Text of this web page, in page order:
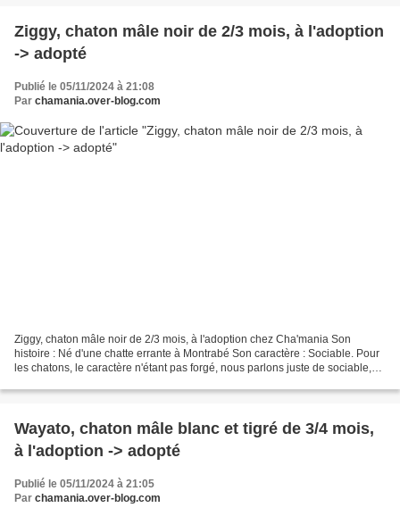
Ziggy, chaton mâle noir de 2/3 mois, à l'adoption
-> adopté
Publié le 05/11/2024 à 21:08
Par chamania.over-blog.com
Ziggy, chaton mâle noir de 2/3 mois, à l'adoption chez Cha'mania Son
histoire : Né d'une chatte errante à Montrabé Son caractère : Sociable. Pour
les chatons, le caractère n'étant pas forgé, nous parlons juste de sociable,
Wayato, chaton mâle blanc et tigré de 3/4 mois,
à l'adoption -> adopté
Publié le 05/11/2024 à 21:05
Par chamania.over-blog.com